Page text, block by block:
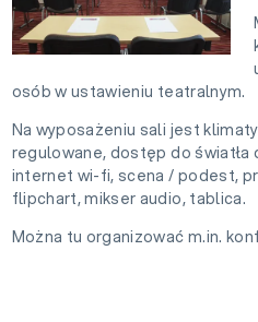
osób w ustawieniu teatralnym.
Na wyposażeniu sali jest
regulowane, dostęp do światła
internet wi-fi, scena / podest,
flipchart, mikser audio, tablica.
Można tu organizować m.in.